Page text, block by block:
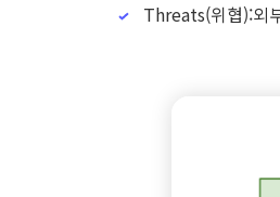
Threats(위협):외